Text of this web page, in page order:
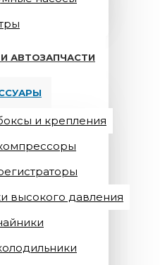
АВТОЗАПЧАСТИ
и крепления
высокого давления